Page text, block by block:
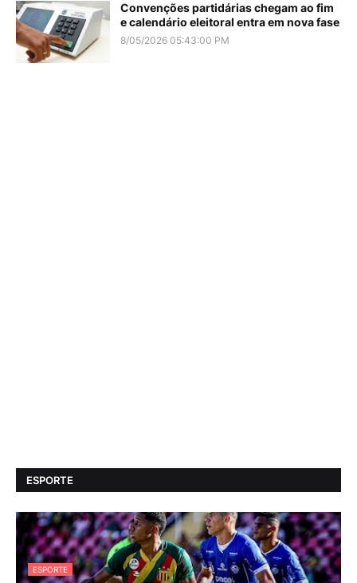
Convenções partidárias chegam ao fim
e calendário eleitoral entra em nova fase
8/05/2026 05:43:00 PM
ESPORTE
ESPORTE